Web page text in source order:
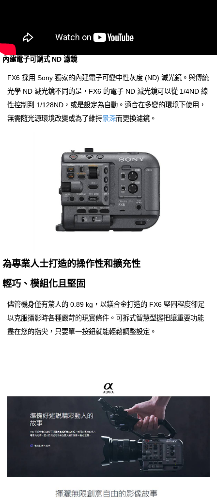
內建電子可調式 ND 濾鏡
FX6 採用 Sony 獨家的內建電子可變中性灰度 (ND) 減光鏡。與傳統
光學 ND 減光鏡不同的是，FX6 的電子 ND 減光鏡可以從 1/4ND 線
性控制到 1/128ND，或是設定為自動。適合在多變的環境下使用，
無需隨光源環境改變或為了維持景深而更換濾鏡。
為專業人士打造的操作性和擴充性
輕巧、模組化且堅固
儘管機身僅有驚人的 0.89 kg，以鎂合金打造的 FX6 堅固程度卻足
以克服攝影時各種嚴苛的現實條件。可拆式智慧型握把讓重要功能
盡在您的指尖，只要單一按鈕就能輕鬆調整設定。